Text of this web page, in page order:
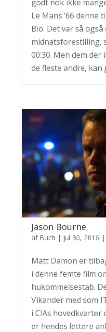
godt nok ikke
Le Mans ’66 denne
Bio. Det var så også
midnatsforestilling,
00:30. Men dem
de fleste andre, kan
Jason Bourne
af Buch | jul 30, 2016 |
Matt Damon er
i denne femte film
hukommelsestab.
Vikander med som
i CIAs hovedkvarter
er hendes lettere